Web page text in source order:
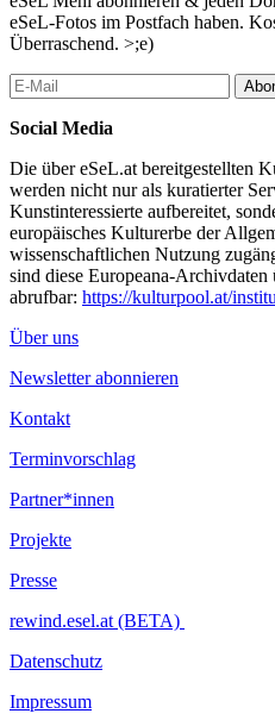
eSeL-Fotos im Postfach haben.
Überraschend. >;e)
Social Media
Die über eSeL.at bereitgestellten
werden nicht nur als kuratierter
Kunstinteressierte aufbereitet,
europäisches Kulturerbe der
wissenschaftlichen Nutzung
sind diese Europeana-
abrufbar: https://kulturpool.at/
Über uns
Newsletter abonnieren
Kontakt
Terminvorschlag
Partner*innen
Projekte
Presse
rewind.esel.at (BETA)
Datenschutz
Impressum